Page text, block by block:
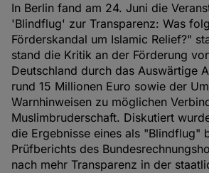
In Berlin fand am 24. Juni die
'Blindflug' zur Transparenz: Was
Förderskandal um Islamic Relief?"
stand die Kritik an der Förderung
Deutschland durch das Auswärtige
rund 15 Millionen Euro sowie der
Warnhinweisen zu möglichen
Muslimbruderschaft. Diskutiert
die Ergebnisse eines als "Blindflug"
Prüfberichts des
nach mehr Transparenz in der